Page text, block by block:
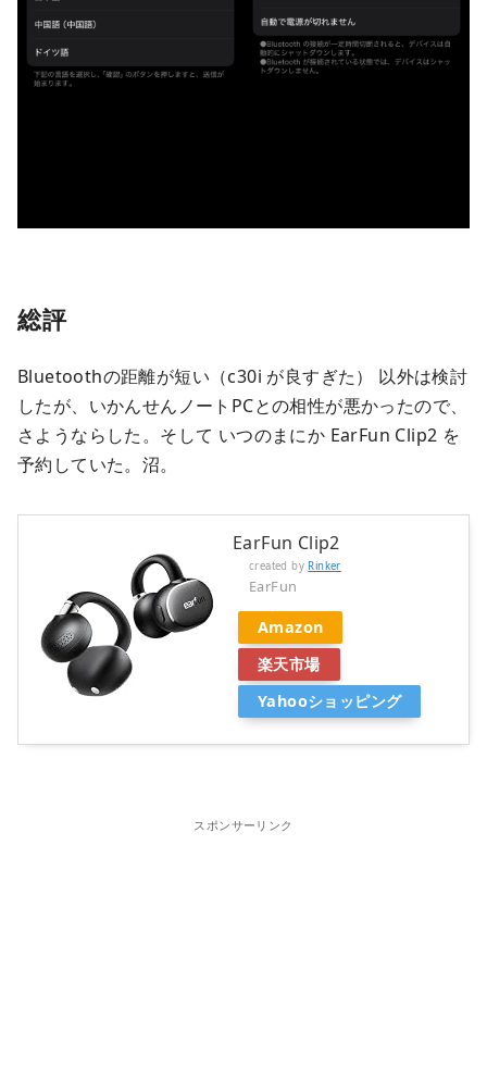
総評
Bluetoothの距離が短い（c30i が良すぎた） 以外は検討
したが、いかんせんノートPCとの相性が悪かったので、
さようならした。そして いつのまにか EarFun Clip2 を
予約していた。沼。
EarFun Clip2
created by Rinker
EarFun
Amazon
楽天市場
Yahooショッピング
スポンサーリンク